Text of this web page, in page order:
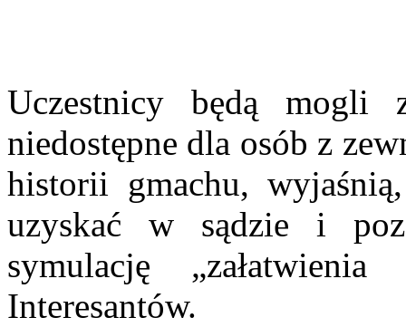
Uczestnicy będą mogli
niedostępne dla osób z
historii gmachu,
uzyskać w sądzie i
symulację
Interesantów.